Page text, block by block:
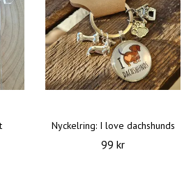
Nyckelring: I love dachshunds
99 kr